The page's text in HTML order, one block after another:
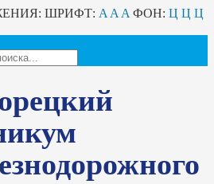
ШРИФТ: A A A ФОН: Ц Ц Ц